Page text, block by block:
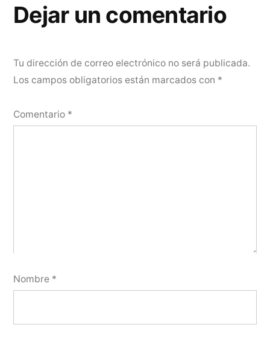
Dejar un comentario
Tu dirección de correo electrónico no será publicada.
Los campos obligatorios están marcados con *
Comentario *
Nombre *